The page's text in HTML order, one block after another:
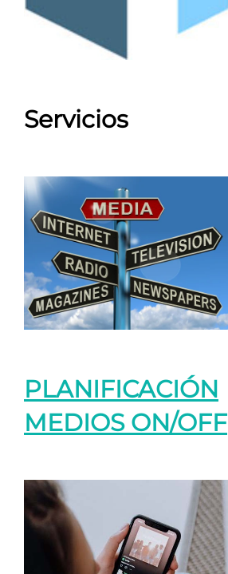
Servicios
PLANIFICACIÓN
MEDIOS ON/OFF